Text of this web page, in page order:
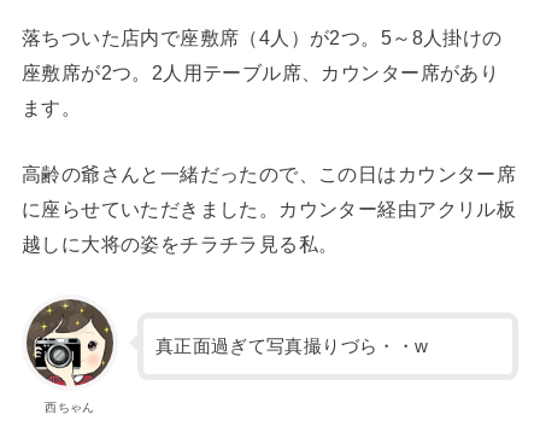
落ちついた店内で座敷席（4人）が2つ。5～8人掛けの
座敷席が2つ。2人用テーブル席、カウンター席があり
ます。
高齢の爺さんと一緒だったので、この日はカウンター席
に座らせていただきました。カウンター経由アクリル板
越しに大将の姿をチラチラ見る私。
西ちゃん
真正面過ぎて写真撮りづら・・w